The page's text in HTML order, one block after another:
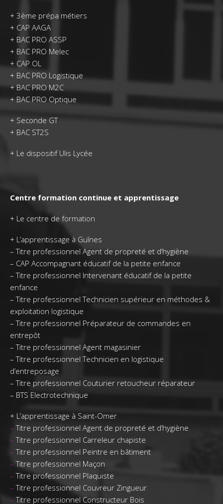
+ 3ème prépa métiers
+ CAP AAGA
+ BAC PRO ASSP
+ BAC PRO Melec
+ CAP OL
+ BAC PRO Logistique
+BAC PRO M2C
+ BAC PRO Optique
+ Seconde GT
+ BAC ST2S
+ Le dispositif Ulis Lycée
Centre formation continue et apprentissage
+ Le centre de formation
+ L’apprentissage à Guînes
–Titre professionnel Agent de propreté et d’hygiène
– CAP Accompagnant éducatif de la petite enfance
–Titre professionnel Intervenant éducatif de la petite
enfance
–Titre professionnel Technicien supérieur en méthodes &
exploitation logistique
–Titre professionnel Préparateur de commandes en
entrepôt
–Titre professionnel Agent magasinier
–Titre professionnel Technicien en logistique
d’entreposage
–Titre professionnel Couturier retoucheur réparateur
– BTS Electrotechnique
+ L’apprentissage à Saint-Omer
–Titre professionnel Agent de propreté et d’hygiène
–Titre professionnel Carreleur chapiste
–Titre professionnel Peintre en bâtiment
–Titre professionnel Maçon
–Titre professionnel Plaquiste
–Titre professionnel Couvreur Zingueur
–Titre professionnel Constructeur Bois